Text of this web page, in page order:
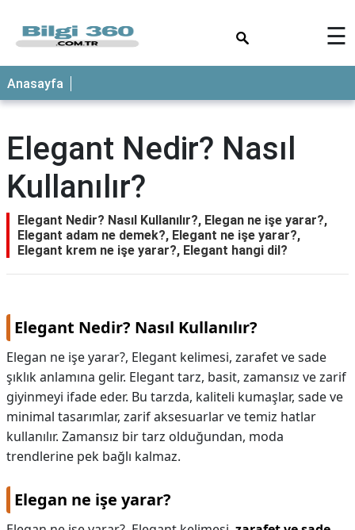
ANASAYFA
☰
Anasayfa
Elegant Nedir? Nasıl
Kullanılır?
Elegant Nedir? Nasıl Kullanılır?, Elegan ne işe yarar?,
Elegant adam ne demek?, Elegant ne işe yarar?,
Elegant krem ne işe yarar?, Elegant hangi dil?
Elegant Nedir? Nasıl Kullanılır?
Elegan ne işe yarar?, Elegant kelimesi, zarafet ve sade
şıklık anlamına gelir. Elegant tarz, basit, zamansız ve zarif
giyinmeyi ifade eder. Bu tarzda, kaliteli kumaşlar, sade ve
minimal tasarımlar, zarif aksesuarlar ve temiz hatlar
kullanılır. Zamansız bir tarz olduğundan, moda
trendlerine pek bağlı kalmaz.
Elegan ne işe yarar?